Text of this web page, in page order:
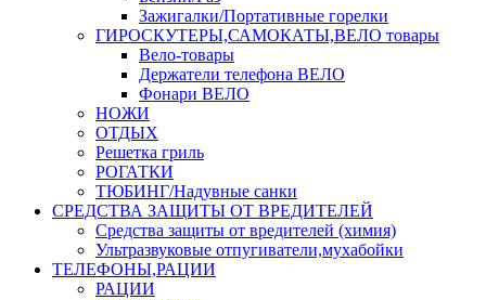
Зажигалки/Портативные горелки
ГИРОСКУТЕРЫ,САМОКАТЫ,ВЕЛО товары
Вело-товары
Держатели телефона ВЕЛО
Фонари ВЕЛО
НОЖИ
ОТДЫХ
Решетка гриль
РОГАТКИ
ТЮБИНГ/Надувные санки
СРЕДСТВА ЗАЩИТЫ ОТ ВРЕДИТЕЛЕЙ
Средства защиты от вредителей (химия)
Ультразвуковые отпугиватели,мухабойки
ТЕЛЕФОНЫ,РАЦИИ
РАЦИИ